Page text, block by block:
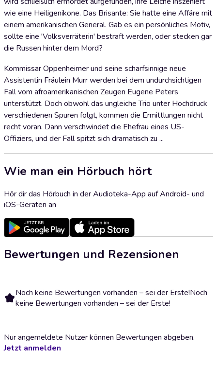
wie eine Heiligenikone. Das Brisante: Sie hatte eine Affäre mit
einem amerikanischen General. Gab es ein persönliches Motiv,
sollte eine 'Volksverräterin' bestraft werden, oder stecken gar
die Russen hinter dem Mord?
Kommissar Oppenheimer und seine scharfsinnige neue
Assistentin Fräulein Murr werden bei dem undurchsichtigen
Fall vom afroamerikanischen Zeugen Eugene Peters
unterstützt. Doch obwohl das ungleiche Trio unter Hochdruck
verschiedenen Spuren folgt, kommen die Ermittlungen nicht
recht voran. Dann verschwindet die Ehefrau eines US-
Offiziers, und der Fall spitzt sich dramatisch zu ...
Wie man ein Hörbuch hört
Hör dir das Hörbuch in der Audioteka-App auf Android- und
iOS-Geräten an
Bewertungen und Rezensionen
Noch keine Bewertungen vorhanden – sei der Erste!Noch
keine Bewertungen vorhanden – sei der Erste!
Nur angemeldete Nutzer können Bewertungen abgeben.
Jetzt anmelden